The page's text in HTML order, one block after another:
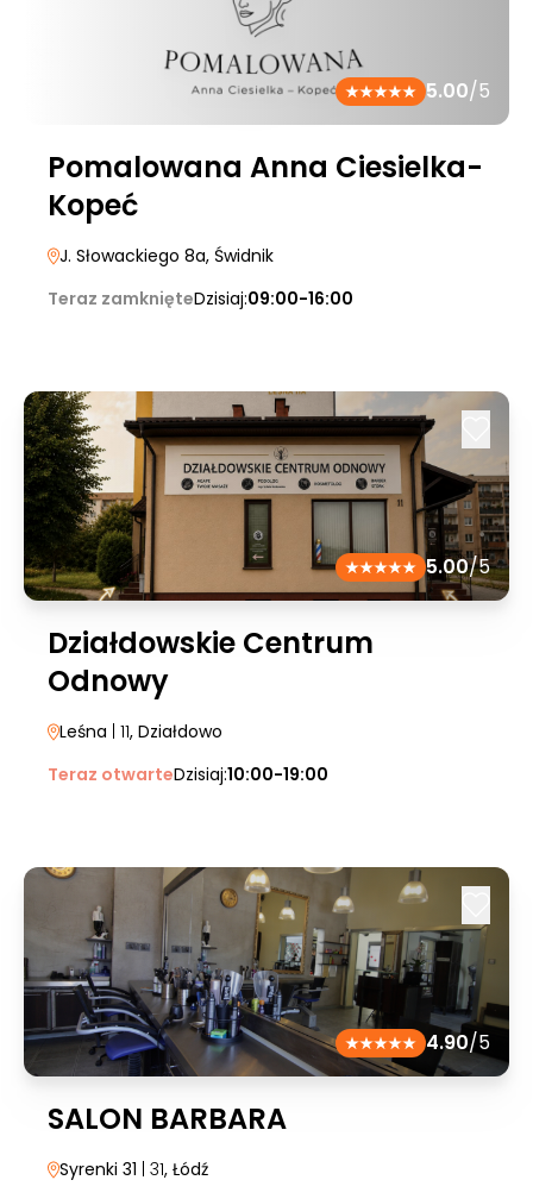
5.00/5
Pomalowana Anna Ciesielka-
Kopeć
J. Słowackiego 8a, Świdnik
Teraz zamknięteDzisiaj:09:00-16:00
5.00/5
Działdowskie Centrum
Odnowy
Leśna | 11, Działdowo
Teraz otwarteDzisiaj:10:00-19:00
4.90/5
SALON BARBARA
Syrenki 31 | 31, Łódź